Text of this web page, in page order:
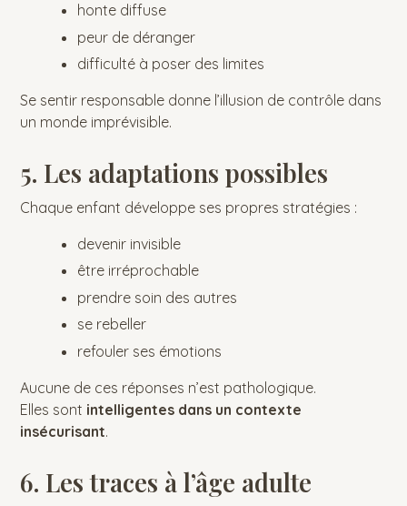
honte diffuse
peur de déranger
difficulté à poser des limites
Se sentir responsable donne l’illusion de contrôle dans
un monde imprévisible.
5. Les adaptations possibles
Chaque enfant développe ses propres stratégies :
devenir invisible
être irréprochable
prendre soin des autres
se rebeller
refouler ses émotions
Aucune de ces réponses n’est pathologique.
Elles sont intelligentes dans un contexte
insécurisant.
6. Les traces à l’âge adulte